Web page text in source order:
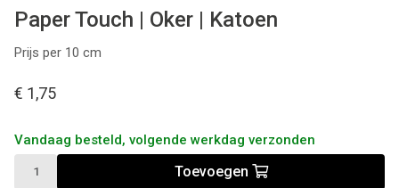
Paper Touch | Oker | Katoen
Prijs per 10 cm
€ 1,75
Vandaag besteld, volgende werkdag verzonden
Toevoegen